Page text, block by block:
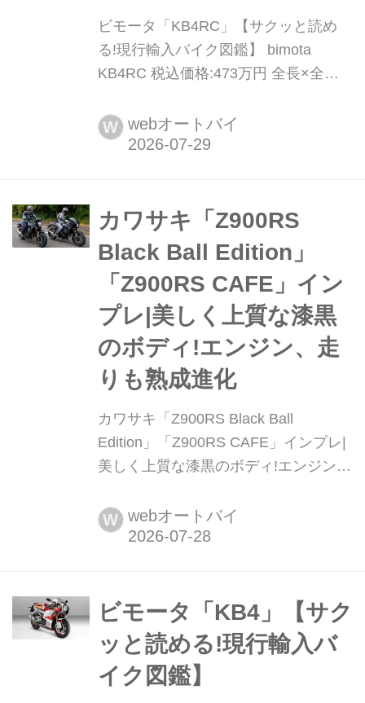
ビモータ「KB4RC」【サクッと読め
る!現行輸入バイク図鑑】 bimota
KB4RC 税込価格:473万円 全長×全幅×
ース:1390mm シート高:810(+ / - 8)mm
車両重量:191kg ニンジャ1000SX譲り
W webオートバイ
カワサキ「Z900RS
Black Ball Edition」
「Z900RS CAFE」イン
プレ|美しく上質な漆黒
のボディ!エンジン、走
りも熟成進化
カワサキ「Z900RS Black Ball
Edition」「Z900RS CAFE」インプレ|
美しく上質な漆黒のボディ!エンジン、
質なブラックのカラーリングを施した
モデルがブラックボールエディショ
タンダードやSEも含めると、Z900RS
には多彩なバリエーションが存在す
る。今回はブラックボールエディショ
ンとカフェの2...
W webオートバイ
ビモータ「KB4」【サク
ッと読める!現行輸入バ
イク図鑑】